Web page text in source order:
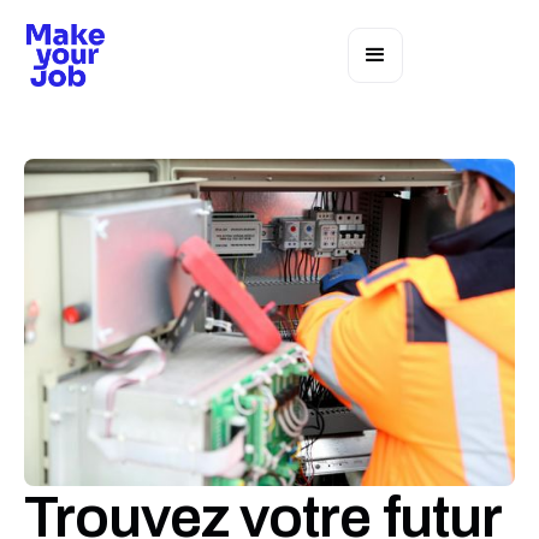
Trouvez votre futur